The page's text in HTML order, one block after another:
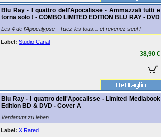
Blu Ray - I quattro dell'Apocalisse - Ammazzali tutti e
torna solo ! - COMBO LIMITED EDITION BLU RAY - DVD
Les 4 de l'Apocalypse - Tuez-les tous... et revenez seul !
Label: Studio Canal
38,90 €
Blu Ray - I quattro dell'Apocalisse - Limited Mediabook
Edition BD & DVD - Cover A
Verdammt zu leben
Label: X Rated